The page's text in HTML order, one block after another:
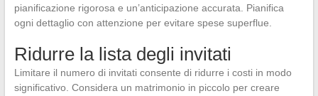
pianificazione rigorosa e un’anticipazione accurata. Pianifica
ogni dettaglio con attenzione per evitare spese superflue.
Ridurre la lista degli invitati
Limitare il numero di invitati consente di ridurre i costi in modo
significativo. Considera un matrimonio in piccolo per creare